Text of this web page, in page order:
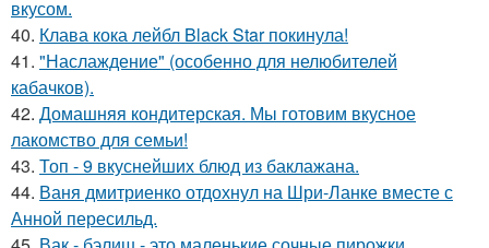
вкусом.
40. Клава кока лейбл Black Star покинула!
41. "Наслаждение" (особенно для нелюбителей
кабачков).
42. Домашняя кондитерская. Мы готовим вкусное
лакомство для семьи!
43. Топ - 9 вкуснейших блюд из баклажана.
44. Ваня дмитриенко отдохнул на Шри-Ланке вместе с
Анной пересильд.